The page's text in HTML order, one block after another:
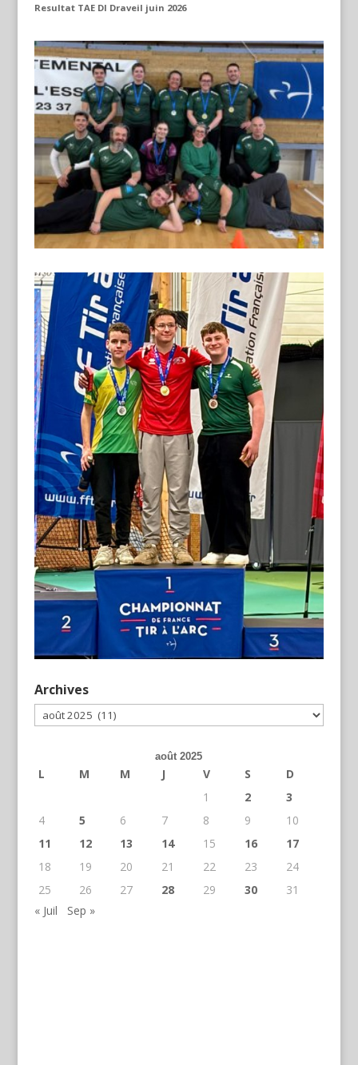
Resultat TAE DI Draveil juin 2026
Archives
Archives
août 2025
L M M J V S
D
1
2
3
4
5 6 7 8 9
10
11
12 13 14 15 16
17
18
19 20 21 22 23
24
25
26 27 28 29 30
31
« Juil
Sep »